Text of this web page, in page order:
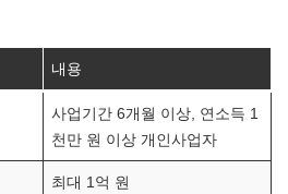
내용
사업기간 6개월 이상, 연소득 1
천만 원 이상 개인사업자
최대 1억 원